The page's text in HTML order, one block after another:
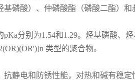
磷酸）、仲磷酸酯（磷酸二酯）和
pKa分别为1.54和1.29。烃基磷酸、
类型的聚合物。
静电和防锈性能，对热和碱有稳定